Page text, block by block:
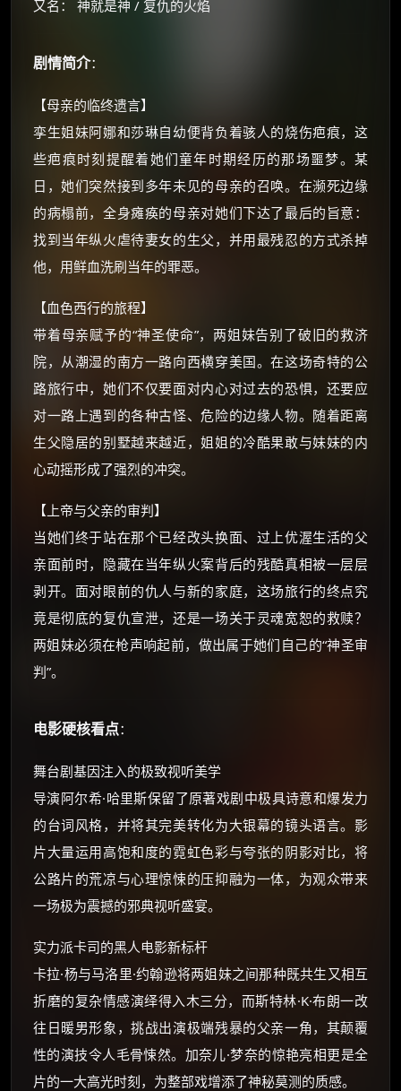
又名： 神就是神 / 复仇的火焰
剧情简介：
【母亲的临终遗言】
孪生姐妹阿娜和莎琳自幼便背负着骇人的烧伤疤痕，这
些疤痕时刻提醒着她们童年时期经历的那场噩梦。某
日，她们突然接到多年未见的母亲的召唤。在濒死边缘
的病榻前，全身瘫痪的母亲对她们下达了最后的旨意：
找到当年纵火虐待妻女的生父，并用最残忍的方式杀掉
他，用鲜血洗刷当年的罪恶。
【血色西行的旅程】
带着母亲赋予的“神圣使命”，两姐妹告别了破旧的救济
院，从潮湿的南方一路向西横穿美国。在这场奇特的公
路旅行中，她们不仅要面对内心对过去的恐惧，还要应
对一路上遇到的各种古怪、危险的边缘人物。随着距离
生父隐居的别墅越来越近，姐姐的冷酷果敢与妹妹的内
心动摇形成了强烈的冲突。
【上帝与父亲的审判】
当她们终于站在那个已经改头换面、过上优渥生活的父
亲面前时，隐藏在当年纵火案背后的残酷真相被一层层
剥开。面对眼前的仇人与新的家庭，这场旅行的终点究
竟是彻底的复仇宣泄，还是一场关于灵魂宽恕的救赎？
两姐妹必须在枪声响起前，做出属于她们自己的“神圣审
判”。
电影硬核看点：
舞台剧基因注入的极致视听美学
导演阿尔希·哈里斯保留了原著戏剧中极具诗意和爆发力
的台词风格，并将其完美转化为大银幕的镜头语言。影
片大量运用高饱和度的霓虹色彩与夸张的阴影对比，将
公路片的荒凉与心理惊悚的压抑融为一体，为观众带来
一场极为震撼的邪典视听盛宴。
实力派卡司的黑人电影新标杆
卡拉·杨与马洛里·约翰逊将两姐妹之间那种既共生又相互
折磨的复杂情感演绎得入木三分，而斯特林·K·布朗一改
往日暖男形象，挑战出演极端残暴的父亲一角，其颠覆
性的演技令人毛骨悚然。加奈儿·梦奈的惊艳亮相更是全
片的一大高光时刻，为整部戏增添了神秘莫测的质感。
🧧 福利领取站 ×
☕
你需要的各种会员，都可低价购买！
如夸克12个月送14天 最低75元！
还有支付宝现金红包、外卖红包、
⚡ 前往【大淘客】领红包
☕ 海外大侠？通过 Ko-fi 赐茶